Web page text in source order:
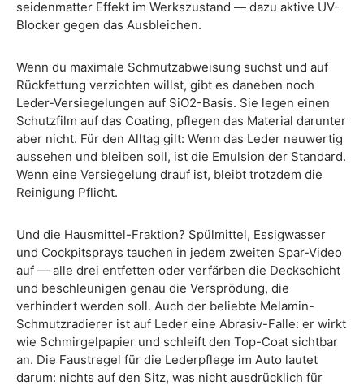
seidenmatter Effekt im Werkszustand — dazu aktive UV-
Blocker gegen das Ausbleichen.
Wenn du maximale Schmutzabweisung suchst und auf
Rückfettung verzichten willst, gibt es daneben noch
Leder-Versiegelungen auf SiO2-Basis. Sie legen einen
Schutzfilm auf das Coating, pflegen das Material darunter
aber nicht. Für den Alltag gilt: Wenn das Leder neuwertig
aussehen und bleiben soll, ist die Emulsion der Standard.
Wenn eine Versiegelung drauf ist, bleibt trotzdem die
Reinigung Pflicht.
Und die Hausmittel-Fraktion? Spülmittel, Essigwasser
und Cockpitsprays tauchen in jedem zweiten Spar-Video
auf — alle drei entfetten oder verfärben die Deckschicht
und beschleunigen genau die Versprödung, die
verhindert werden soll. Auch der beliebte Melamin-
Schmutzradierer ist auf Leder eine Abrasiv-Falle: er wirkt
wie Schmirgelpapier und schleift den Top-Coat sichtbar
an. Die Faustregel für die Lederpflege im Auto lautet
darum: nichts auf den Sitz, was nicht ausdrücklich für